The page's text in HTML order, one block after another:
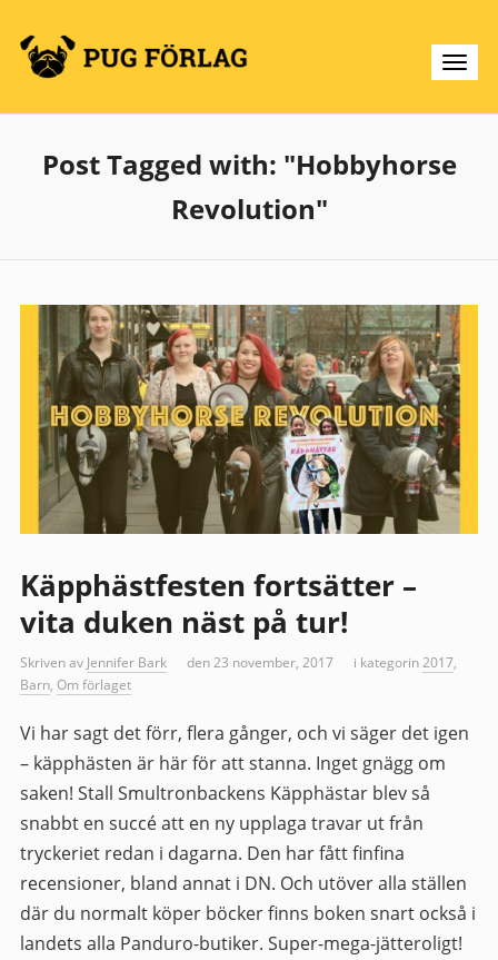
Post Tagged with: "Hobbyhorse
Revolution"
Käpphästfesten fortsätter –
vita duken näst på tur!
Skriven av Jennifer Bark den 23 november, 2017 i kategorin2017,
Barn, Om förlaget
Vi har sagt det förr, flera gånger, och vi säger det igen
– käpphästen är här för att stanna. Inget gnägg om
saken! Stall Smultronbackens Käpphästar blev så
snabbt en succé att en ny upplaga travar ut från
tryckeriet redan i dagarna. Den har fått finfina
recensioner, bland annat i DN. Och utöver alla ställen
där du normalt köper böcker finns boken snart också i
landets alla Panduro-butiker. Super-mega-jätteroligt!